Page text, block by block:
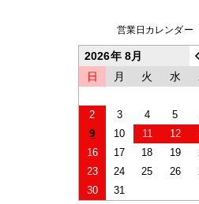
営業日カレンダー
2026年 8月
日
月 火 水
2
3 4 5
9
10 11 12
16
17 18 19
23
24 25 26
30
31